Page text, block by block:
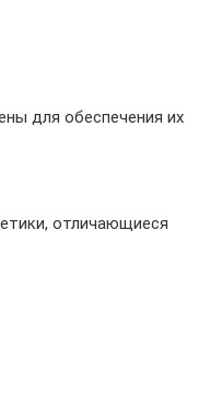
для обеспечения их
отличающиеся